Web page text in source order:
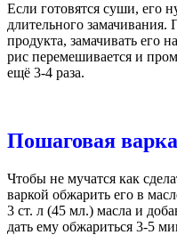
Если готовятся суши, его
длительного
продукта, замачивать его
рис перемешивается и
ещё 3-4 раза.
Пошаговая
Чтобы не мучатся как
варкой обжарить его в
3 ст. л (45 мл.) масла и
дать ему обжариться 3-5